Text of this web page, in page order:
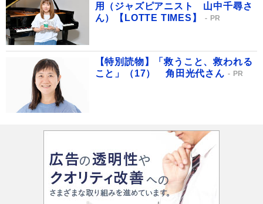
用（ジャズピアニスト 山中千尋さ
ん）【LOTTE TIMES】
PR
【特別読物】「救うこと、救われる
こと」（17） 角田光代さん
PR